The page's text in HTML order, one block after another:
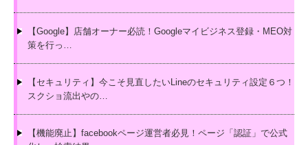
【Google】店舗オーナー必読！Googleマイビジネス登録・MEO対
策を行っ…
【セキュリティ】今こそ見直したいLineのセキュリティ設定６つ！
スクショ流出やの…
【機能廃止】facebookページ運営者必見！ページ「認証」で公式